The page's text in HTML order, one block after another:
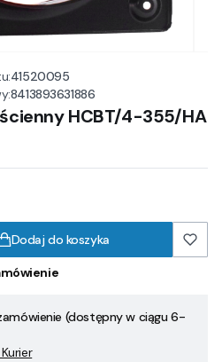
41520095
8413893631886
HCBT/4-355/HA
Dodaj do koszyka
(dostępny w ciągu 6-